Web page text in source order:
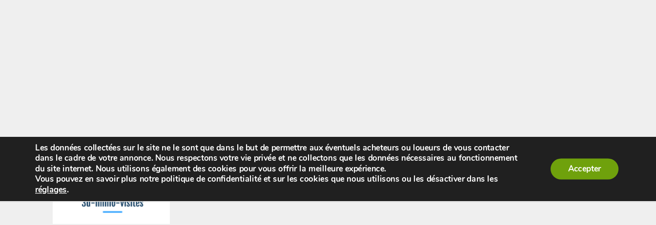
Bienvenue,visiteur ![S'enregistrer
Les données collectées sur le site ne le sont que dans le but de permettre aux éventuels acheteurs ou loueurs de vous contacter
dans le cadre de votre annonce. Nous respectons votre vie privée et ne collectons que les données nécessaires au fonctionnement
du site internet. Nous utilisons également des cookies pour vous offrir la meilleure expérience.
Vous pouvez en savoir plus notre politique de confidentialité et sur les cookies que nous utilisons ou les désactiver dans les
réglages.
Accepter